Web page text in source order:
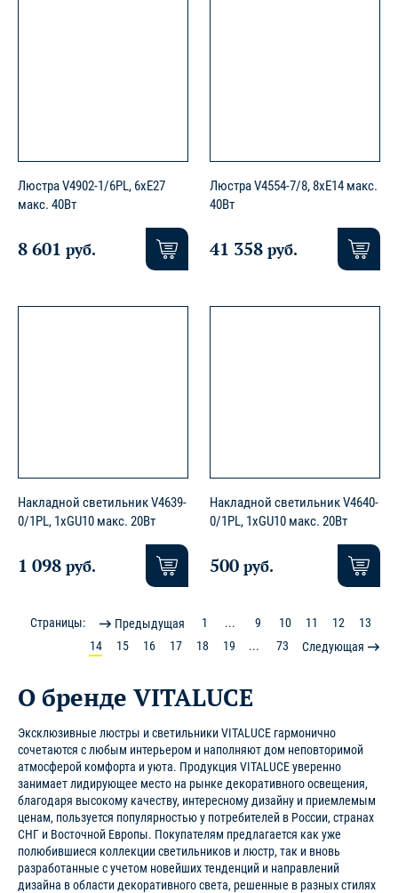
Люстра V4902-1/6PL, 6xE27
макс. 40Вт
8 601 руб.
Люстра V4554-7/8, 8xE14 макс.
40Вт
41 358 руб.
Накладной светильник V4639-
0/1PL, 1хGU10 макс. 20Вт
1 098 руб.
Накладной светильник V4640-
0/1PL, 1хGU10 макс. 20Вт
500 руб.
Страницы: Предыдущая 1 ... 9 10 11 12
13
14
15 16 17 18 19 ... 73 Следующая
О бренде VITALUCE
Эксклюзивные люстры и светильники VITALUCE гармонично
сочетаются с любым интерьером и наполняют дом неповторимой
атмосферой комфорта и уюта. Продукция VITALUCE уверенно
занимает лидирующее место на рынке декоративного освещения,
благодаря высокому качеству, интересному дизайну и приемлемым
ценам, пользуется популярностью у потребителей в России, странах
СНГ и Восточной Европы. Покупателям предлагается как уже
полюбившиеся коллекции светильников и люстр, так и вновь
разработанные с учетом новейших тенденций и направлений
дизайна в области декоративного света, решенные в разных стилях